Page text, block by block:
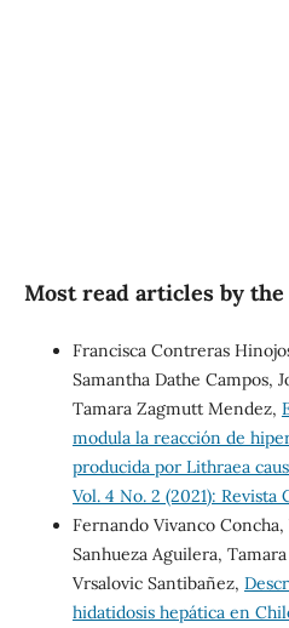
Most read articles by the
Francisca Contreras
Samantha Dathe Campos,
Tamara Zagmutt Mendez,
modula la reacción de
producida por Lithraea
Vol. 4 No. 2 (2021): Revista
Fernando Vivanco
Sanhueza Aguilera,
Vrsalovic Santibañez,
hidatidosis hepática en